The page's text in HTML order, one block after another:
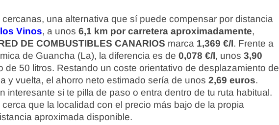
una alternativa que sí puede compensar por distancia
Vinos, a unos 6,1 km por carretera aproximadamente,
DE COMBUSTIBLES CANARIOS marca 1,369 €/l. Frente a
de Guancha (La), la diferencia es de 0,078 €/l, unos 3,90
de 50 litros. Restando un coste orientativo de desplazamiento de
y vuelta, el ahorro neto estimado sería de unos 2,69 euros.
interesante si te pilla de paso o entra dentro de tu ruta habitual.
que la localidad con el precio más bajo de la propia
aproximada disponible.